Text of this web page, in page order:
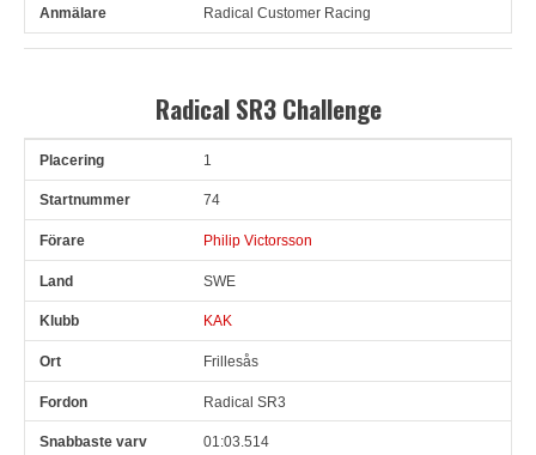
Radical Customer Racing
Radical SR3 Challenge
Pl Snr 1
74
Philip Victorsson
SWE
KAK
Frillesås
Radical SR3
01:03.514